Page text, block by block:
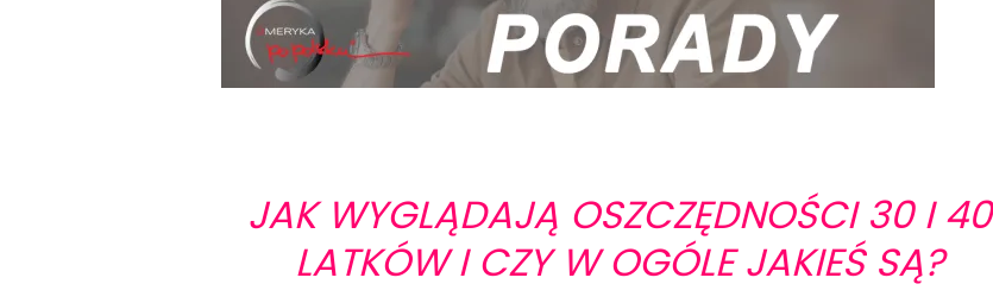
JAK WYGLĄDAJĄ OSZCZĘDNOŚCI 30 I 40
LATKÓW I CZY W OGÓLE JAKIEŚ SĄ?